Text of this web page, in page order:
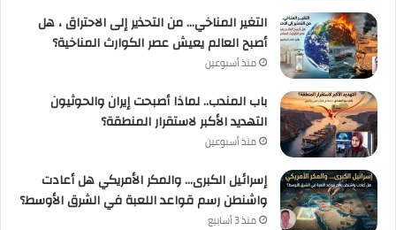
التغير المناخي… من التحذير إلى الاحتراق ، هل
أصبح العالم يعيش عصر الكوارث المناخية؟
منذ أسبوعين
باب المندب.. لماذا أصبحت إيران والحوثيون
التهديد الأكبر لاستقرار المنطقة؟
منذ أسبوعين
إسرائيل الكبرى… والمكر الأمريكي هل أعادت
واشنطن رسم قواعد اللعبة في الشرق الأوسط؟
منذ 3 أسابيع